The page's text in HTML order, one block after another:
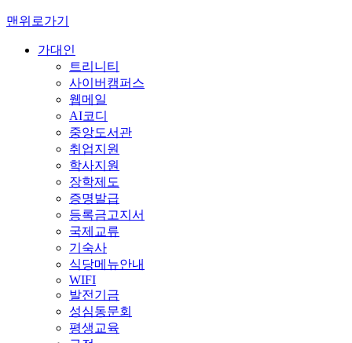
맨위로가기
가대인
트리니티
사이버캠퍼스
웹메일
AI코디
중앙도서관
취업지원
학사지원
장학제도
증명발급
등록금고지서
국제교류
기숙사
식당메뉴안내
WIFI
발전기금
성심동문회
평생교육